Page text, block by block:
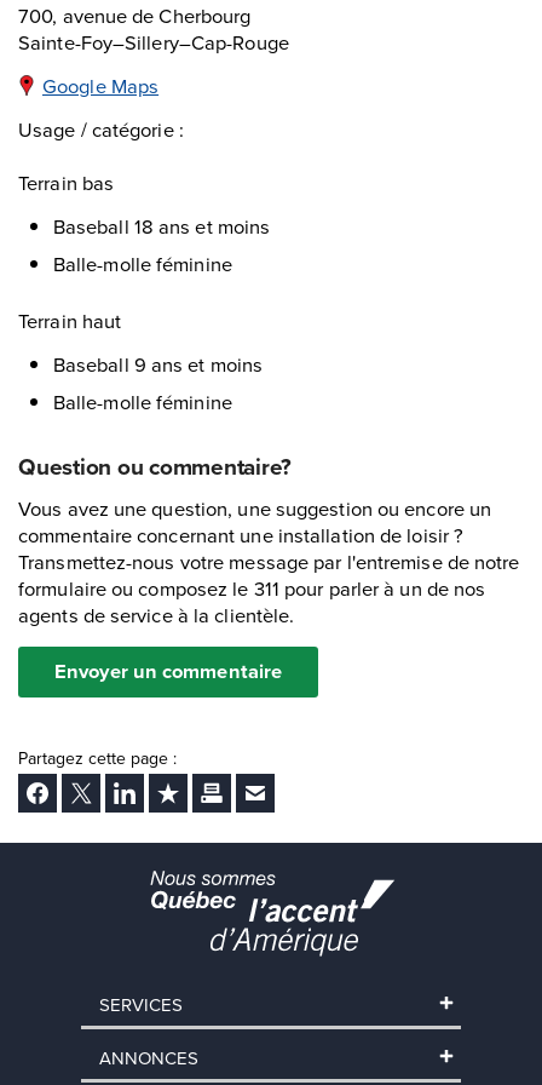
700, avenue de Cherbourg
Sainte-Foy–Sillery–Cap-Rouge
Google Maps
Usage / catégorie :
Terrain bas
Baseball 18 ans et moins
Balle-molle féminine
Terrain haut
Baseball 9 ans et moins
Balle-molle féminine
Question ou commentaire?
Vous avez une question, une suggestion ou encore un
commentaire concernant une installation de loisir ?
Transmettez-nous votre message par l'entremise de notre
formulaire ou composez le 311 pour parler à un de nos
agents de service à la clientèle.
Envoyer un commentaire
Partagez cette page :
Facebook
Twitter LinkedInAjouter aux favoris
ImprimerEnvoyer Ã un ami
SERVICES
ANNONCES